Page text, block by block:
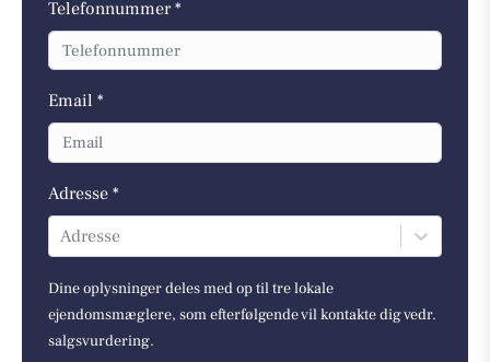
Telefonnummer *
Email *
Adresse *
Adresse
Dine oplysninger deles med op til tre lokale
ejendomsmæglere, som efterfølgende vil kontakte dig vedr.
salgsvurdering.